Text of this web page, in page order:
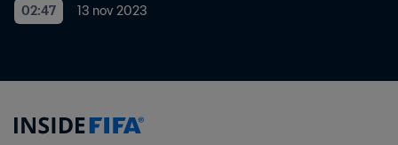
02:47 13 nov 2023